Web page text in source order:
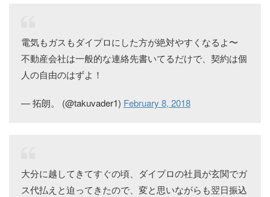
電気もガスもダイプロにした方が絶対やすくなるよ〜
不動産会社は一般的な連絡先書いてるだけで、契約は個
人の自由のはずよ！
— 拓朗。 (@takuvader1) February 8, 2018
大分に越してきてすぐの頃、ダイプロの社員が玄関でガ
ス代払えと迫ってきたので、変と思いながらも翌日振込